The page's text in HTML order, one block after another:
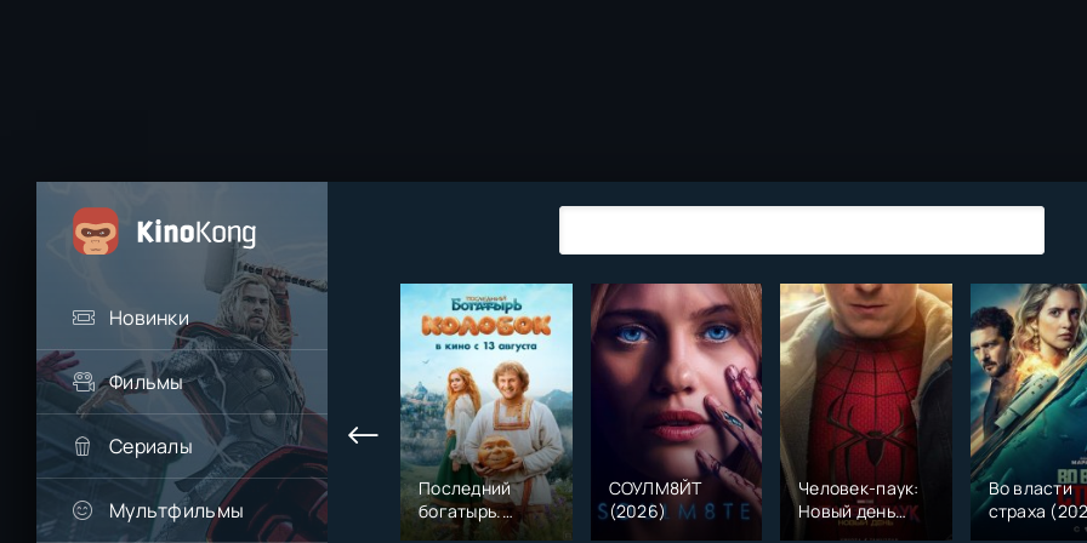
Новинки
Фильмы
Сериалы
Мультфильмы
Последний
богатырь.
Колобок (2026)
СОУЛМ8ЙТ
(2026)
Человек-паук:
Новый день
(2026)
Во власти
страха